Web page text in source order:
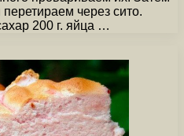
через сито.
200 г. яйца …